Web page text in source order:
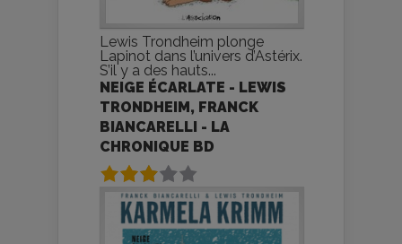
Lewis Trondheim plonge
Lapinot dans l’univers d’Astérix.
S’il y a des hauts...
NEIGE ÉCARLATE - LEWIS
TRONDHEIM, FRANCK
BIANCARELLI - LA
CHRONIQUE BD